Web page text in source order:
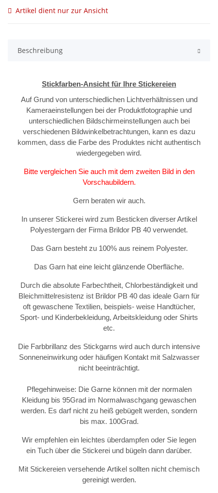
Artikel dient nur zur Ansicht
Beschreibung
Stickfarben-Ansicht für Ihre Stickereien
Auf Grund von unterschiedlichen Lichtverhältnissen und
Kameraeinstellungen bei der Produktfotographie und
unterschiedlichen Bildschirmeinstellungen auch bei
verschiedenen Bildwinkelbetrachtungen, kann es dazu
kommen, dass die Farbe des Produktes nicht authentisch
wiedergegeben wird.
Bitte vergleichen Sie auch mit dem zweiten Bild in den
Vorschaubildern.
Gern beraten wir auch.
In unserer Stickerei wird zum Besticken diverser Artikel
Polyestergarn der Firma Brildor PB 40 verwendet.
Das Garn besteht zu 100% aus reinem Polyester.
Das Garn hat eine leicht glänzende Oberfläche.
Durch die absolute Farbechtheit, Chlorbeständigkeit und
Bleichmittelresistenz ist Brildor PB 40 das ideale Garn für
oft gewaschene Textilien, beispiels- weise Handtücher,
Sport- und Kinderbekleidung, Arbeitskleidung oder Shirts
etc.
Die Farbbrillanz des Stickgarns wird auch durch intensive
Sonneneinwirkung oder häufigen Kontakt mit Salzwasser
nicht beeinträchtigt.
Pflegehinweise: Die Garne können mit der normalen
Kleidung bis 95Grad im Normalwaschgang gewaschen
werden. Es darf nicht zu heiß gebügelt werden, sondern
bis max. 100Grad.
Wir empfehlen ein leichtes überdampfen oder Sie legen
ein Tuch über die Stickerei und bügeln dann darüber.
Mit Stickereien versehende Artikel sollten nicht chemisch
gereinigt werden.